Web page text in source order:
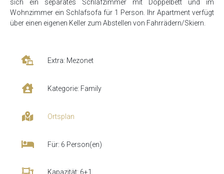
sich ein separates Schlafzimmer mit Doppelbett und im
Wohnzimmer ein Schlafsofa für 1 Person. Ihr Apartment verfügt
über einen eigenen Keller zum Abstellen von Fahrrädern/Skiern.
Extra: Mezonet
Kategorie: Family
Ortsplan
Für: 6 Person(en)
Kapazität: 6+1